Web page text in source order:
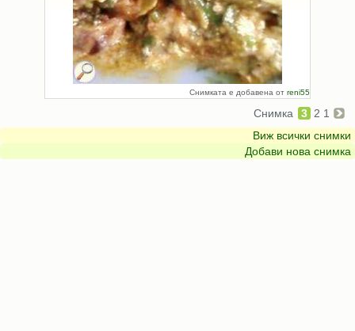
Снимката е добавена от reni55
Снимка 3 2 1
Виж всички снимки
Добави нова снимка